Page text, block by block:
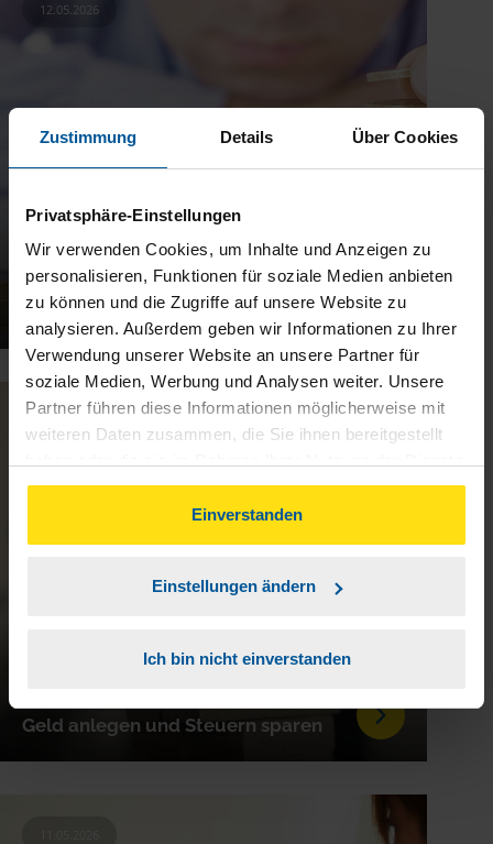
Zustimmung Details Über Cookies
Privatsphäre-Einstellungen
Wir verwenden Cookies, um Inhalte und Anzeigen zu
personalisieren, Funktionen für soziale Medien anbieten
zu können und die Zugriffe auf unsere Website zu
analysieren. Außerdem geben wir Informationen zu Ihrer
Verwendung unserer Website an unsere Partner für
soziale Medien, Werbung und Analysen weiter. Unsere
Partner führen diese Informationen möglicherweise mit
weiteren Daten zusammen, die Sie ihnen bereitgestellt
gesammelt haben. Indem Sie auf Einverstanden klicken,
können Sie der Verwendung von Cookies, gemäß
unserer
Einverstanden
Einstellungen ändern
Ich bin nicht einverstanden
Investmentfonds: Besteuerung bei
Depot im In- und Ausland
12.05.2026
Geld anlegen und Steuern sparen